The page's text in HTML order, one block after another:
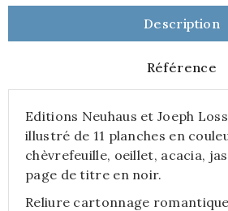
Description
Référence
Editions Neuhaus et Joeph
illustré de 11 planches en
chèvrefeuille, oeillet, acacia,
page de titre en noir.
Reliure cartonnage